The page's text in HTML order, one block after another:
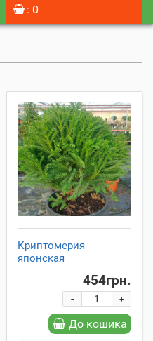
: 0
Криптомерия
японская
454грн.
+
-
До кошика